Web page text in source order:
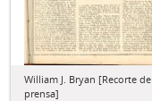
William J. Bryan [Recorte de
prensa]